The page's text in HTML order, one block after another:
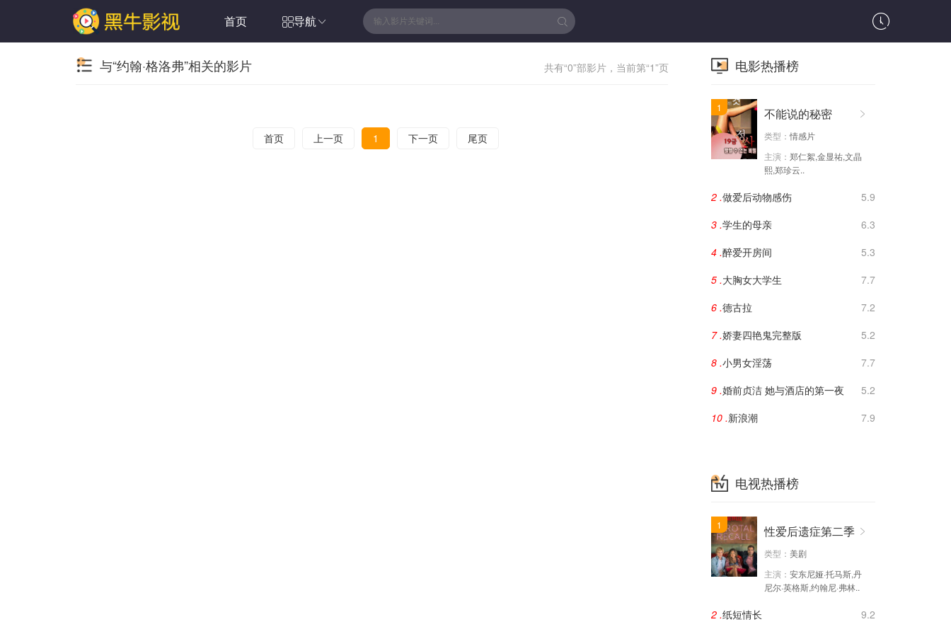
首页 导航
共有“0”部影片，当前第“1”页
与“约翰·格洛弗”相关的影片
首页 上一页 1 下一页 尾页
电影热播榜
1 不能说的秘密
类型： 情感片
主演： 郑仁絮,金显祐,文晶
熙,郑珍云..
5.9
2 .做爱后动物感伤
6.3
3 .学生的母亲
5.3
4 .醉爱开房间
7.7
5 .大胸女大学生
7.2
6 .德古拉
5.2
7 .娇妻四艳鬼完整版
7.7
8 .小男女淫荡
5.2
9 .婚前贞洁 她与酒店的第一夜
7.9
10 .新浪潮
电视热播榜
1 性爱后遗症第二季
类型： 美剧
主演： 安东尼娅·托马斯,丹
尼尔·英格斯,约翰尼·弗林..
9.2
2 .纸短情长